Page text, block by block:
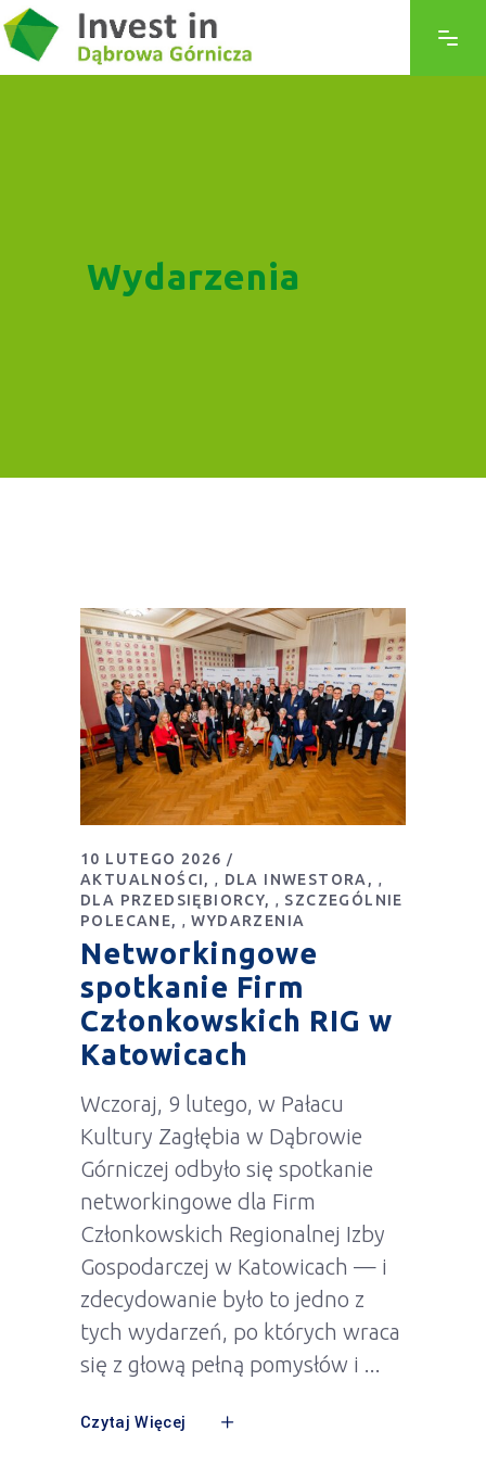
Wydarzenia
10 LUTEGO 2026
AKTUALNOŚCI
, DLA INWESTORA ,
DLA PRZEDSIĘBIORCY , SZCZEGÓLNIE
POLECANE
,WYDARZENIA
Networkingowe
spotkanie Firm
Członkowskich RIG w
Katowicach
Wczoraj, 9 lutego, w Pałacu
Kultury Zagłębia w Dąbrowie
Górniczej odbyło się spotkanie
networkingowe dla Firm
Członkowskich Regionalnej Izby
Gospodarczej w Katowicach — i
zdecydowanie było to jedno z
tych wydarzeń, po których wraca
się z głową pełną pomysłów i
Czytaj Więcej